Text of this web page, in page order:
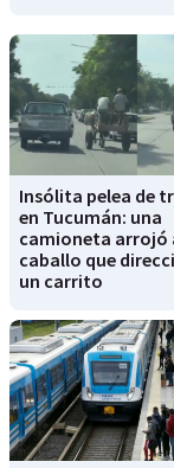
Insólita pelea de
en Tucumán: una
camioneta arrojó
caballo que
un carrito